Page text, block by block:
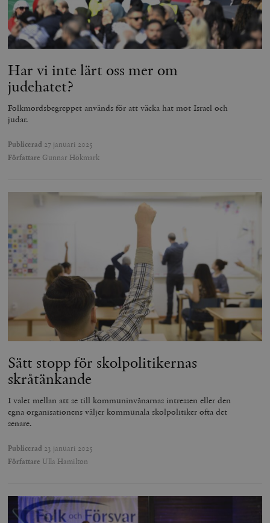
Har vi inte lärt oss mer om
judehatet?
Folkmordsbegreppet används för att väcka hat mot Israel och
judar.
Publicerad 27 januari 2025
Författare Gunnar Hökmark
Sätt stopp för skolpolitikernas
skråtänkande
I valet mellan att se till kommuninvånarnas intressen eller den
egna organisationens väljer kommunala skolpolitiker ofta det
senare.
Publicerad 23 januari 2025
Författare Ulla Hamilton